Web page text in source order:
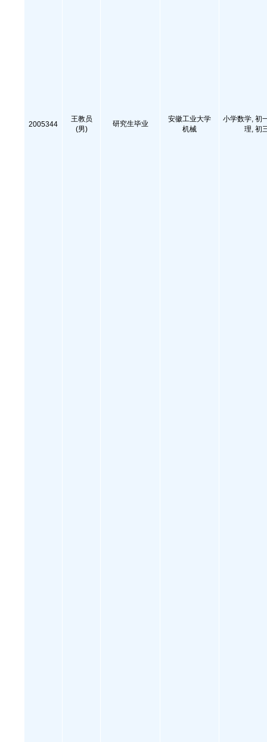
2005344
王教员
(男)
研究生毕业
安徽工业大学
机械
小学数学, 初
理, 初